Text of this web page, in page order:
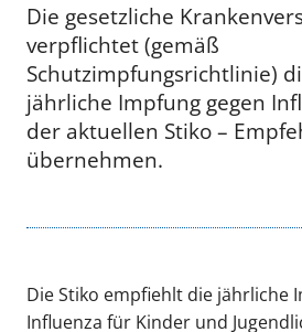
Die gesetzliche
verpflichtet (gemäß
Schutzimpfungsrichtlinie)
jährliche Impfung gegen
der aktuellen Stiko –
übernehmen.
Die Stiko empfiehlt die jährliche
Influenza für Kinder und